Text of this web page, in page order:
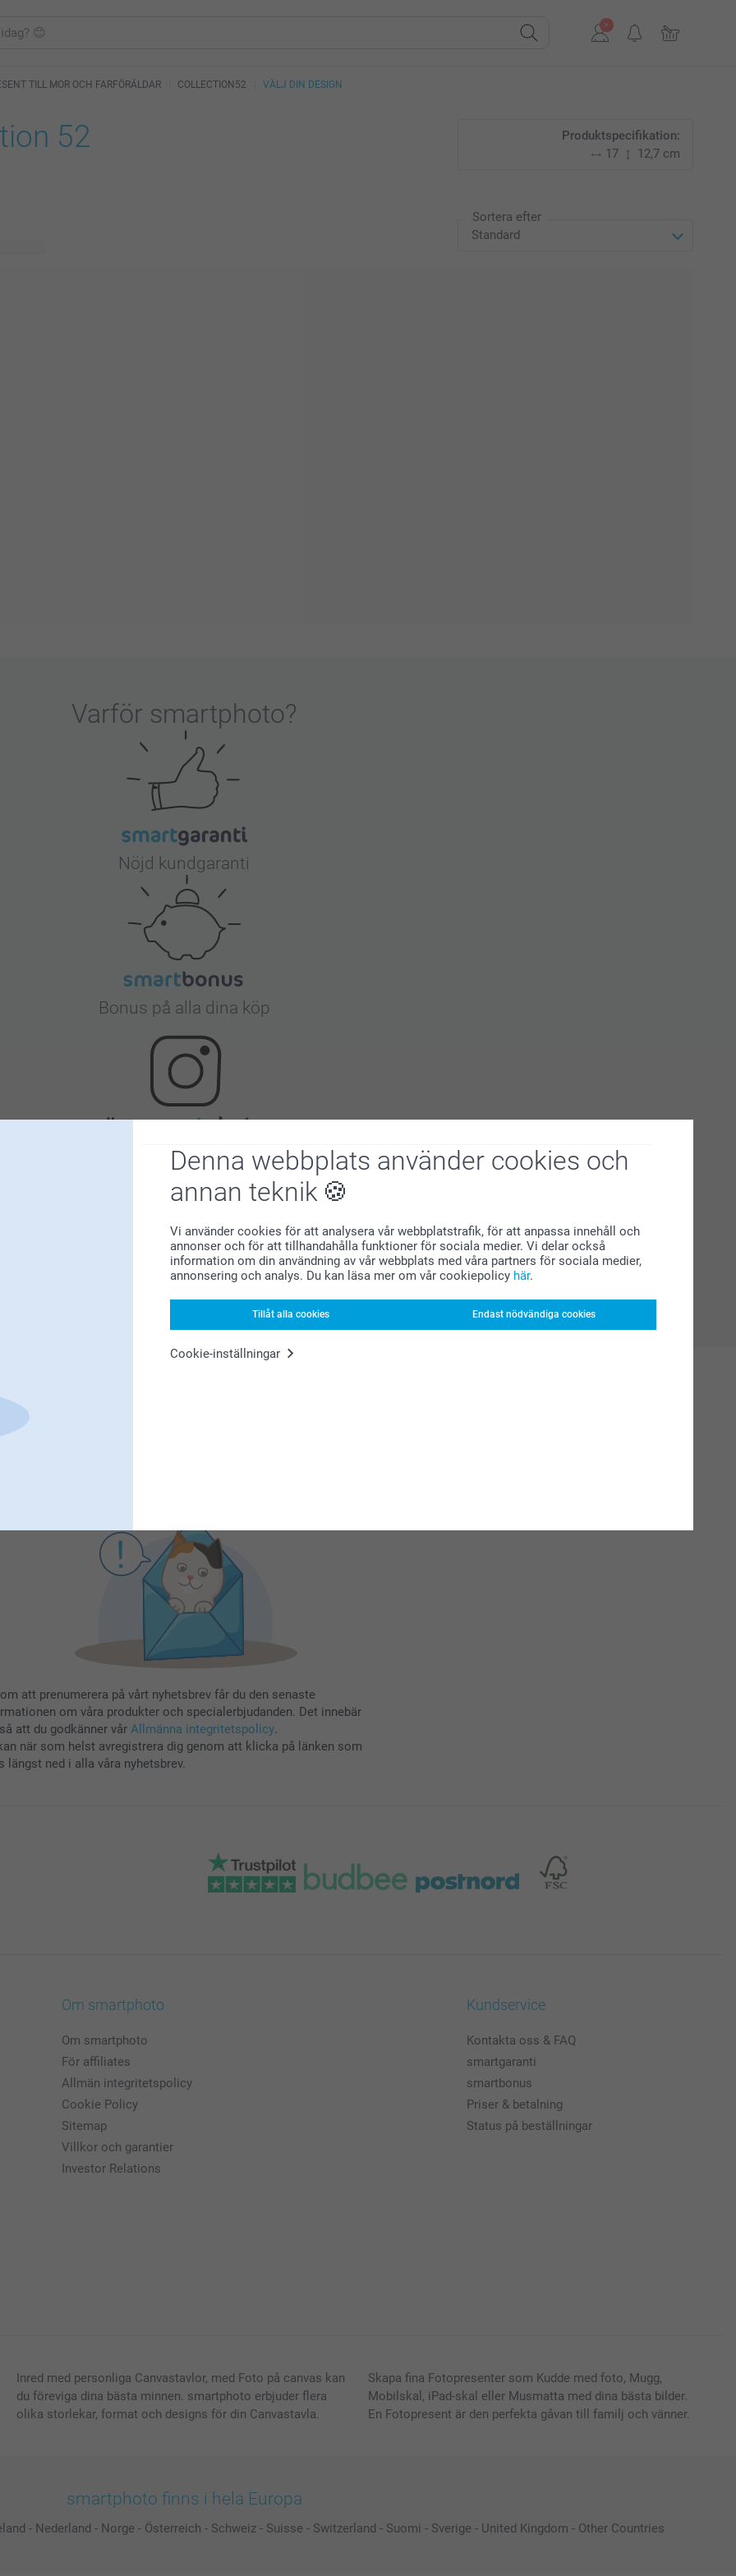
Denna webbplats använder cookies och
annan teknik
Vi använder cookies för att analysera vår webbplatstrafik, för att anpassa innehåll och
annonser och för att tillhandahålla funktioner för sociala medier. Vi delar också
information om din användning av vår webbplats med våra partners för sociala medier,
annonsering och analys. Du kan läsa mer om vår cookiepolicy här.
Tillåt alla cookies Endast nödvändiga cookies
Cookie-inställningar
TILL MOR OCH FARFÖRÄLDAR COLLECTION52 VÄLJ DIN DESIGN
52
Produktspecifikation:
17
12,7 cm
Sortera efter
Varför smartphoto?
Nöjd kundgaranti
Bonus på alla dina köp
Letar du efter inspiration?
Förstklassig kundservice
din e-postadress här
att prenumerera på vårt nyhetsbrev får du den senaste
om våra produkter och specialerbjudanden. Det innebär
att du godkänner vår Allmänna integritetspolicy.
när som helst avregistrera dig genom att klicka på länken som
längst ned i alla våra nyhetsbrev.
Om smartphoto
Om smartphoto
För affiliates
Allmän integritetspolicy
Cookie Policy
Sitemap
Villkor och garantier
Investor Relations
Kundservice
Kontakta oss & FAQ
smartgaranti
smartbonus
Priser & betalning
Status på beställningar
Inred med personliga Canvastavlor, med Foto på canvas kan
du föreviga dina bästa minnen. smartphoto erbjuder flera
olika storlekar, format och designs för din Canvastavla.
Skapa fina Fotopresenter som Kudde med foto, Mugg,
Mobilskal, iPad-skal eller Musmatta med dina bästa bilder.
En Fotopresent är den perfekta gåvan till familj och vänner.
smartphoto finns i hela Europa
- Nederland - Norge - Österreich - Schweiz - Suisse - Switzerland - Suomi - Sverige - United Kingdom - Other Countries